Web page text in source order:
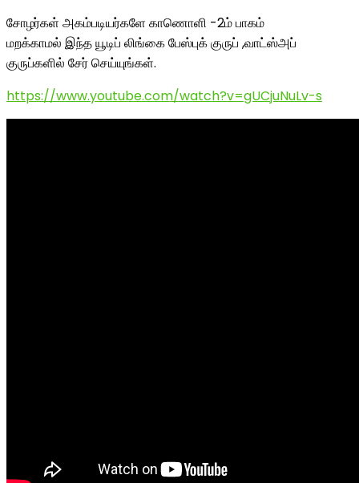
சோழர்கள் அகம்படியர்களே காணொளி -2ம் பாகம்
மறக்காமல் இந்த யூடிப் லிங்கை பேஸ்புக் குருப் ,வாட்ஸ்அப்
குருப்களில் சேர் செய்யுங்கள்.
https://www.youtube.com/watch?v=gUCjuNuLv-s